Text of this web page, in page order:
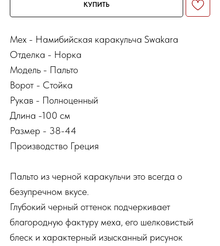
КУПИТЬ
Мех - Намибийская каракульча Swakara
Отделка - Норка
Модель - Пальто
Ворот - Стойка
Рукав - Полноценный
Длина -100 см
Размер - 38-44
Производство Греция
Пальто из черной каракульчи это всегда о
безупречном вкусе.
Глубокий черный оттенок подчеркивает
благородную фактуру меха, его шелковистый
блеск и характерный изысканный рисунок